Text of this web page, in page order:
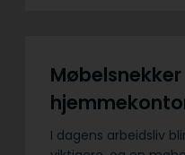
I dagens arbeidsliv